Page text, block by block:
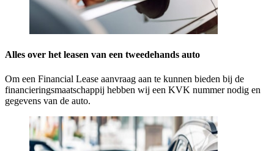
Alles over het leasen van een tweedehands auto
Om een Financial Lease aanvraag aan te kunnen bieden bij de
financieringsmaatschappij hebben wij een KVK nummer nodig en
gegevens van de auto.